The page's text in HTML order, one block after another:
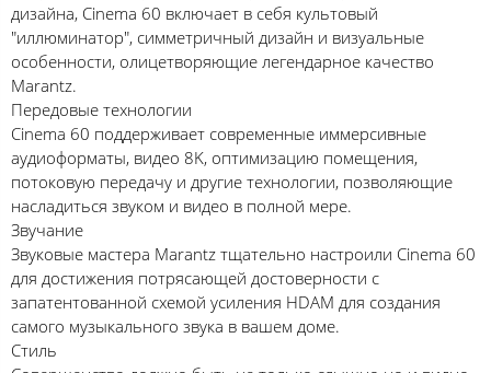
дизайна, Cinema 60 включает в себя культовый
"иллюминатор", симметричный дизайн и визуальные
особенности, олицетворяющие легендарное качество
Marantz.
Передовые технологии
Cinema 60 поддерживает современные иммерсивные
аудиоформаты, видео 8K, оптимизацию помещения,
потоковую передачу и другие технологии, позволяющие
насладиться звуком и видео в полной мере.
Звучание
Звуковые мастера Marantz тщательно настроили Cinema 60
для достижения потрясающей достоверности с
запатентованной схемой усиления HDAM для создания
самого музыкального звука в вашем доме.
Стиль